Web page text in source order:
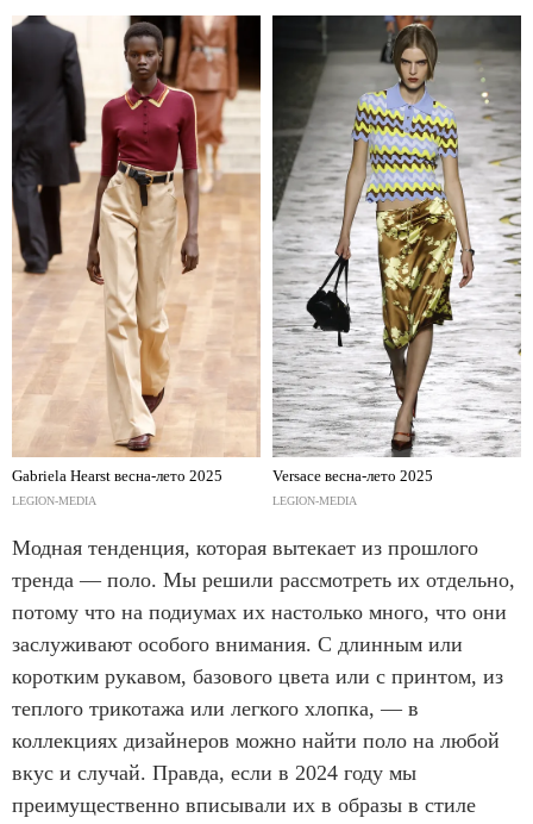
Gabriela Hearst весна-лето 2025
LEGION-MEDIA
Versace весна-лето 2025
LEGION-MEDIA
Модная тенденция, которая вытекает из прошлого
тренда — поло. Мы решили рассмотреть их отдельно,
потому что на подиумах их настолько много, что они
заслуживают особого внимания. С длинным или
коротким рукавом, базового цвета или с принтом, из
теплого трикотажа или легкого хлопка, — в
коллекциях дизайнеров можно найти поло на любой
вкус и случай. Правда, если в 2024 году мы
преимущественно вписывали их в образы в стиле